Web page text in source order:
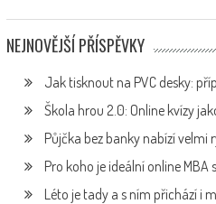
NEJNOVĚJŠÍ PŘÍSPĚVKY
Jak tisknout na PVC desky:
Škola hrou 2.0: Online kvízy
Půjčka bez banky nabízí velmi
Pro koho je ideální online
Léto je tady a s ním přichází i